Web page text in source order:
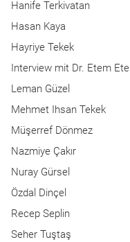
Hanife Terkivatan
Hasan Kaya
Hayriye Tekek
Interview mit Dr. Etem Ete
Leman Güzel
Mehmet Ihsan Tekek
Müşerref Dönmez
Nazmiye Çakır
Nuray Gürsel
Özdal Dinçel
Recep Seplin
Seher Tuştaş